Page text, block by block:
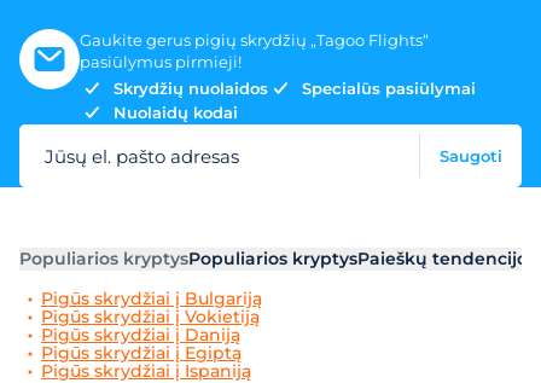
Gaukite gerus pigių skrydžių „Tagoo Flights“
pasiūlymus pirmieji!
Skrydžių nuolaidos
Specialūs pasiūlymai
Nuolaidų kodai
Jūsų el. pašto adresas Saugoti
Populiarios kryptysPopuliarios kryptysPaieškų tendencijos
Pigūs skrydžiai į Bulgariją
Pigūs skrydžiai į Vokietiją
Pigūs skrydžiai į Daniją
Pigūs skrydžiai į Egiptą
Pigūs skrydžiai į Ispaniją